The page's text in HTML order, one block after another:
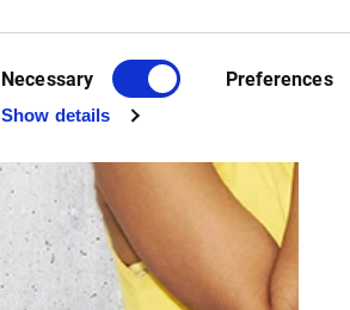
Selection
Necessary Preferences
Show details